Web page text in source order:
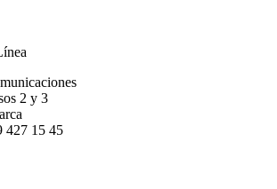
2 y 3
427 15 45